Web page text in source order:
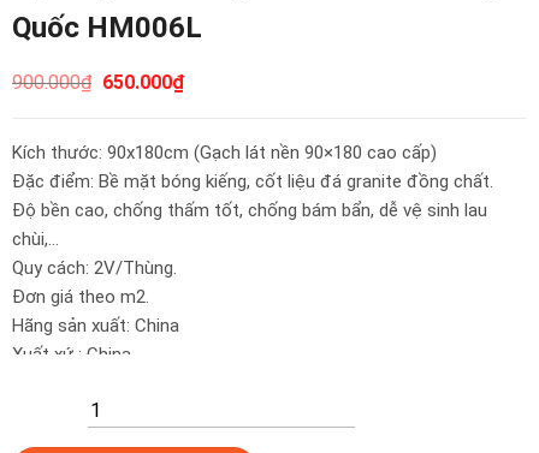
Quốc HM006L
900.000₫ 650.000₫
Kích thước: 90x180cm (Gạch lát nền 90×180 cao cấp)
Đặc điểm: Bề mặt bóng kiếng, cốt liệu đá granite đồng chất.
Độ bền cao, chống thấm tốt, chống bám bẩn, dễ vệ sinh lau
chùi,…
Quy cách: 2V/Thùng.
Đơn giá theo m2.
Hãng sản xuất: China
Xuất xứ : China
HOẶC